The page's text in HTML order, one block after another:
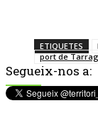
ETIQUETES
port de
Segueix-nos a: